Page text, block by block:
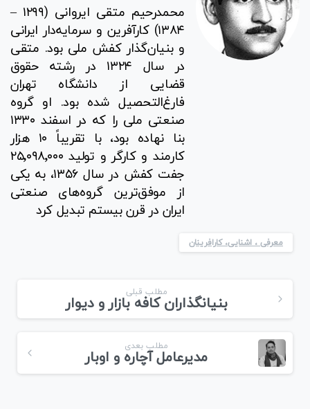
محمدرحیم متقی ایروانی (۱۲۹۹ –
۱۳۸۴) کارآفرین و سرمایه‌دار ایرانی
و بنیان‌گذار کفش ملی بود. متقی
در سال ۱۳۲۴ در رشته حقوق
قضایی از دانشگاه تهران
فارغ‌التحصیل شده بود. او گروه
صنعتی ملی را که در اسفند ۱۳۳۰
بنا نهاده بود، با تقریباً ۱۰ هزار
کارمند و کارگر و تولید ۲۵٬۰۹۸٬۰۰۰
جفت کفش در سال ۱۳۵۶، به یکی
از موفق‌ترین گروه‌های صنعتی
ایران در قرن بیستم تبدیل کرد
معرفی ، اشنایی، کارافرینان
مطلب
مطلب قبلی
بنیانگذاران کافه بازار و دیوار
مطلب بعدی
مدیرعامل آچاره و اوبار